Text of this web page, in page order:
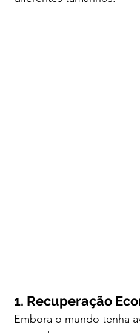
1. Recuperação
Embora o mundo tenha